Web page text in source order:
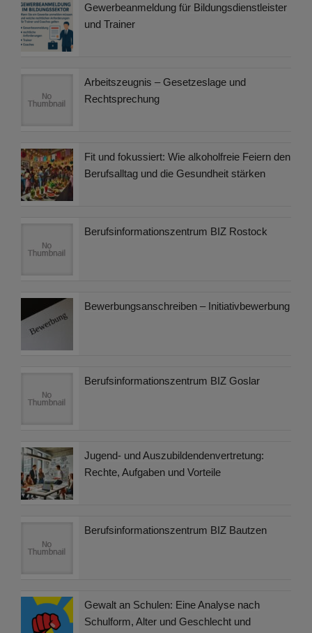
Gewerbeanmeldung für Bildungsdienstleister
und Trainer
Arbeitszeugnis – Gesetzeslage und
Rechtsprechung
Fit und fokussiert: Wie alkoholfreie Feiern den
Berufsalltag und die Gesundheit stärken
Berufsinformationszentrum BIZ Rostock
Bewerbungsanschreiben – Initiativbewerbung
Berufsinformationszentrum BIZ Goslar
Jugend- und Auszubildendenvertretung:
Rechte, Aufgaben und Vorteile
Berufsinformationszentrum BIZ Bautzen
Gewalt an Schulen: Eine Analyse nach
Schulform, Alter und Geschlecht und